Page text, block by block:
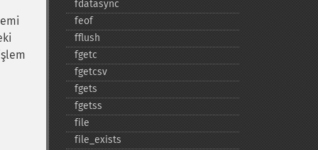
fdatasync
feof
fflush
fgetc
fgetcsv
fgets
fgetss
file
file_​exists